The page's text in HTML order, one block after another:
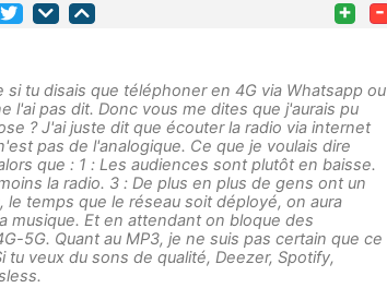
+ -
tu disais que téléphoner en 4G via Whatsapp ou
l'ai pas dit. Donc vous me dites que j'aurais pu
? J'ai juste dit que écouter la radio via internet
pas de l'analogique. Ce que je voulais dire
que : 1 : Les audiences sont plutôt en baisse.
la radio. 3 : De plus en plus de gens ont un
temps que le réseau soit déployé, on aura
musique. Et en attendant on bloque des
5G. Quant au MP3, je ne suis pas certain que ce
veux du sons de qualité, Deezer, Spotify,